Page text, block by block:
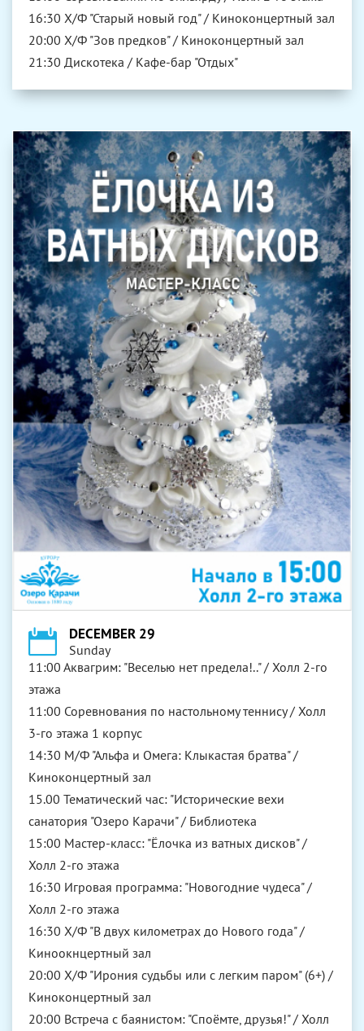
16:30 Х/Ф "Старый новый год" / Киноконцертный зал
20:00 Х/Ф "Зов предков" / Киноконцертный зал
21:30 Дискотека / Кафе-бар "Отдых"
DECEMBER 29
Sunday
11:00 Аквагрим: "Веселью нет предела!.." / Холл 2-го
этажа
11:00 Соревнования по настольному теннису / Холл
3-го этажа 1 корпус
14:30 М/Ф "Альфа и Омега: Клыкастая братва" /
Киноконцертный зал
15.00 Тематический час: "Исторические вехи
санатория "Озеро Карачи" / Библиотека
15:00 Мастер-класс: "Ёлочка из ватных дисков" /
Холл 2-го этажа
16:30 Игровая программа: "Новогодние чудеса" /
Холл 2-го этажа
16:30 Х/Ф "В двух километрах до Нового года" /
Киноокнцертный зал
20:00 Х/Ф "Ирония судьбы или с легким паром" (6+) /
Киноконцертный зал
20:00 Встреча с баянистом: "Споёмте, друзья!" / Холл